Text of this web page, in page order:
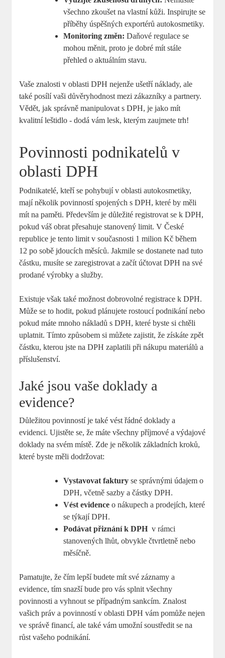
všechno zkoušet na vlastní kůži. Inspirujte se
příběhy⁤ úspěšných ⁢exportérů autokosmetiky.
Monitoring změn: Daňové regulace se
mohou měnit, ⁤proto je dobré mít ⁤stále
přehled o aktuálním stavu.
Vaše‌ znalosti ⁣v oblasti DPH nejenže ušetří ⁢náklady, ‌ale
také posílí vaši důvěryhodnost mezi zákazníky a partnery.
Vědět, ⁤jak správně manipulovat‌ s DPH, je jako mít
kvalitní leštidlo ⁢- dodá vám lesk, kterým zaujmete⁤ trh!
Povinnosti podnikatelů⁢ v
oblasti DPH
Podnikatelé, ‌kteří se‍ pohybují v oblasti autokosmetiky,⁣
mají několik ​povinností spojených s DPH, které by měli
mít na paměti. Především​ je důležité registrovat ⁣se k DPH,
pokud ‍váš obrat přesahuje ⁢stanovený limit. V⁣ České
republice ⁤je tento‌ limit v současnosti 1 milion Kč během
12 po sobě jdoucích měsíců. Jakmile ⁣se dostanete nad ⁤tuto
⁤částku, musíte se zaregistrovat a začít účtovat DPH na své
prodané výrobky a služby.
Existuje však také možnost dobrovolné registrace⁤ k⁤ DPH.
Může se to hodit, pokud plánujete rostoucí podnikání nebo
pokud máte mnoho nákladů s DPH, které byste si chtěli‍
uplatnit. Tímto způsobem si můžete zajistit, že získáte zpět
částku, kterou jste na DPH zaplatili při nákupu materiálů a
příslušenství.
Jaké ⁢jsou​ vaše doklady a
evidence?
Důležitou povinností je také vést ⁣řádné doklady a
evidenci. ‌Ujistěte se, ‍že‍ máte všechny příjmové ⁢a výdajové
doklady ⁣na ‍svém místě. Zde je několik základních⁢ kroků,
které byste​ měli dodržovat:
Vystavovat faktury se⁢ správnými údajem o
DPH, včetně sazby a částky DPH.
Vést evidence o nákupech a prodejích, které
se týkají DPH.
Podávat přiznání k‌ DPH ⁢ v rámci
stanovených lhůt, obvykle čtvrtletně⁣ nebo
měsíčně.
Pamatujte, že čím lepší budete mít ⁢své záznamy a
evidence, tím snazší bude pro vás splnit všechny
povinnosti a vyhnout se případným sankcím.⁢ Znalost
vašich ​práv ​a povinností v oblasti DPH vám pomůže nejen
ve správě financí, ale také vám umožní soustředit se na
růst vašeho podnikání.